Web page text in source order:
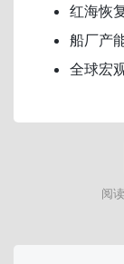
红海恢
船厂产
全球宏
阅